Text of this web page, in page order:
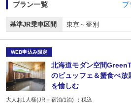
プラン一覧 プ
基準JR乗車区間 東京～登別
WEB申込み限定
北海道モダン空間
のビュッフェ＆蟹食べ
を愉しむ
大人お1人様(JR＋宿泊/1泊) ：税込